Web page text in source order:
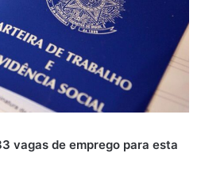
vagas de emprego para esta